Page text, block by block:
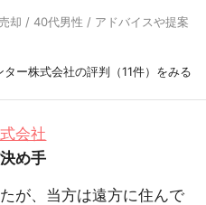
却 / 40代男性 / アドバイスや提案
ー株式会社の評判（11件）をみる
会社
め手
が、当方は遠方に住んで